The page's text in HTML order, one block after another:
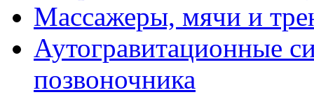
Массажеры, мячи и
Аутогравитационные
позвоночника